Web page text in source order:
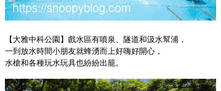
【大雅中科公園】戲水區有噴泉、隧道和汲水幫浦，
一到放水時間小朋友就蜂湧而上好嗨好開心，
水槍和各種玩水玩具也紛紛出籠。